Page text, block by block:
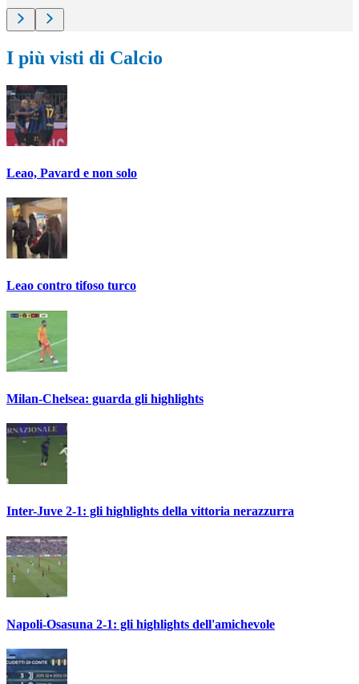
I più visti di Calcio
Leao, Pavard e non solo
Leao contro tifoso turco
Milan-Chelsea: guarda gli highlights
Inter-Juve 2-1: gli highlights della vittoria nerazzurra
Napoli-Osasuna 2-1: gli highlights dell'amichevole